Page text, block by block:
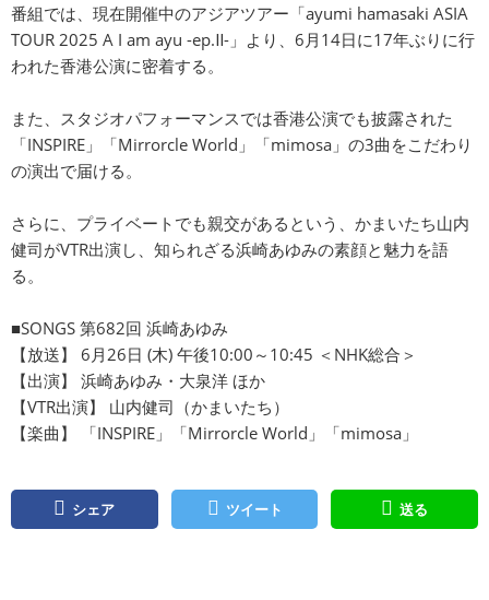
番組では、現在開催中のアジアツアー「ayumi hamasaki ASIA
TOUR 2025 A I am ayu -ep.Ⅱ-」より、6月14日に17年ぶりに行
われた香港公演に密着する。
また、スタジオパフォーマンスでは香港公演でも披露された
「INSPIRE」「Mirrorcle World」「mimosa」の3曲をこだわり
の演出で届ける。
さらに、プライベートでも親交があるという、かまいたち山内
健司がVTR出演し、知られざる浜崎あゆみの素顔と魅力を語
る。
■SONGS 第682回 浜崎あゆみ
【放送】 6月26日 (木) 午後10:00～10:45 ＜NHK総合＞
【出演】 浜崎あゆみ・大泉洋 ほか
【VTR出演】 山内健司（かまいたち）
【楽曲】 「INSPIRE」「Mirrorcle World」「mimosa」
シェア ツイート 送る